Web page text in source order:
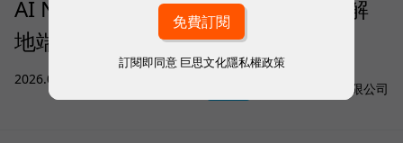
AI NAS 何時才值得部署？QNAP 拆解
地端 AI 的成本、算力與資料門檻
2026.08.05
sponsored by
威聯通科技股份有限公司
訂閱即同意 巨思文化隱私權政策